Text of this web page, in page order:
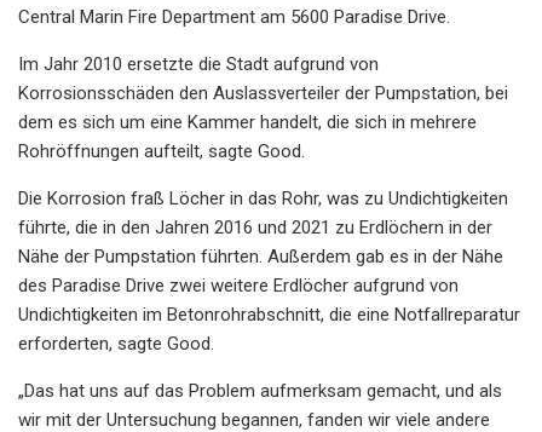
Central Marin Fire Department am 5600 Paradise Drive.
Im Jahr 2010 ersetzte die Stadt aufgrund von
Korrosionsschäden den Auslassverteiler der Pumpstation, bei
dem es sich um eine Kammer handelt, die sich in mehrere
Rohröffnungen aufteilt, sagte Good.
Die Korrosion fraß Löcher in das Rohr, was zu Undichtigkeiten
führte, die in den Jahren 2016 und 2021 zu Erdlöchern in der
Nähe der Pumpstation führten. Außerdem gab es in der Nähe
des Paradise Drive zwei weitere Erdlöcher aufgrund von
Undichtigkeiten im Betonrohrabschnitt, die eine Notfallreparatur
erforderten, sagte Good.
„Das hat uns auf das Problem aufmerksam gemacht, und als
wir mit der Untersuchung begannen, fanden wir viele andere